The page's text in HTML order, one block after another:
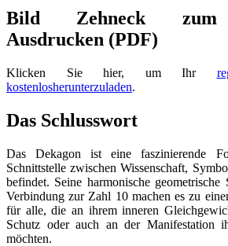
Bild Zehneck zum
Ausdrucken (PDF)
Klicken Sie hier, um Ihr
kostenlosherunterzuladen.
Das Schlusswort
Das Dekagon ist eine faszinierende
Schnittstelle zwischen Wissenschaft,
befindet. Seine harmonische
Verbindung zur Zahl 10 machen es zu
für alle, die an ihrem inneren
Schutz oder auch an der Manifestation
möchten.